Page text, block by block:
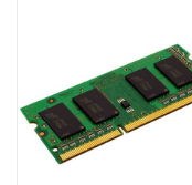
Other
Smart Home